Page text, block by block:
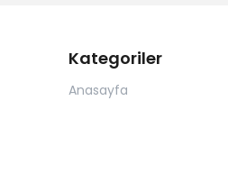
Kategoriler
Anasayfa